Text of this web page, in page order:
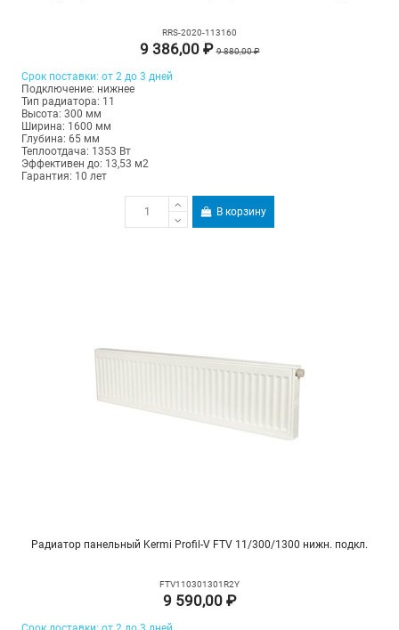
RRS-2020-113160
9 386,00 ₽9 880,00 ₽
Срок поставки: от 2 до 3 дней
Подключение: нижнее
Тип радиатора: 11
Высота: 300 мм
Ширина: 1600 мм
Глубина: 65 мм
Теплоотдача: 1353 Вт
Эффективен до: 13,53 м2
Гарантия: 10 лет
В корзину
Радиатор панельный Kermi Profil-V FTV 11/300/1300 нижн. подкл.
FTV110301301R2Y
9 590,00 ₽